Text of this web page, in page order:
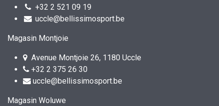
+32 2 521 09 19
uccle@bellissimosport.be
Magasin Montjoie
Avenue Montjoie 26, 1180 Uccle
+32 2 375 26 30
uccle@bellissimosport.be
Magasin Woluwe